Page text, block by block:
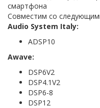
смартфона
Совместим со
Audio System Italy:
ADSP10
Awave:
DSP6V2
DSP4.1V2
DSP6-8
DSP12